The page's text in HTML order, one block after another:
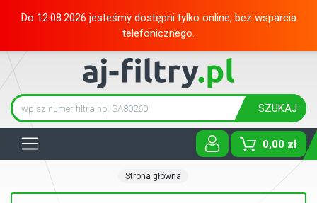
Do 12.08.2026 jesteśmy dostępni tylko online, bez wsparcia
telefonicznego.
SZUKAJ
0,00 zł
Strona główna